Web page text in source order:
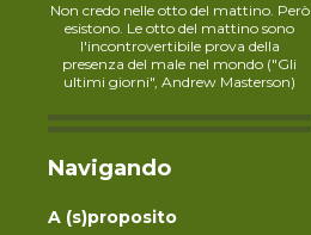
Non credo nelle otto del mattino. Però
esistono. Le otto del mattino sono
l'incontrovertibile prova della
presenza del male nel mondo ("Gli
ultimi giorni", Andrew Masterson)
Navigando
A (s)proposito